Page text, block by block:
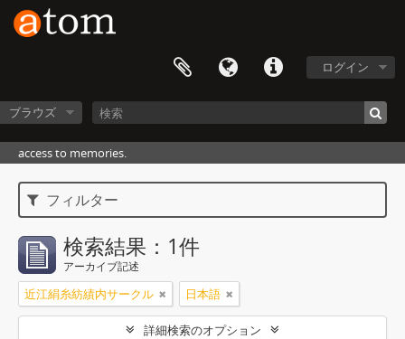
ログイン
ブラウズ
access to memories.
フィルター
検索結果：1件
アーカイブ記述
近江絹糸紡績内サークル 日本語
詳細検索のオプション